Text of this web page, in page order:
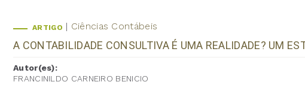
ARTIGO Ciências Contábeis
A CONTABILIDADE CONSULTIVA É UMA REALIDADE? UM
Autor(es):
FRANCINILDO CARNEIRO BENICIO